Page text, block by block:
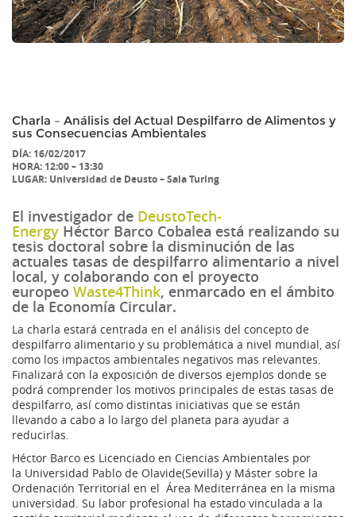
Charla – Análisis del Actual Despilfarro de Alimentos y
sus Consecuencias Ambientales
DÍA: 16/02/2017
HORA: 12:00 – 13:30
LUGAR: Universidad de Deusto – Sala Turing
El investigador de DeustoTech-
Energy Héctor Barco Cobalea está realizando su
tesis doctoral sobre la disminución de las
actuales tasas de despilfarro alimentario a nivel
local, y colaborando con el proyecto
europeo Waste4Think, enmarcado en el ámbito
de la Economía Circular.
La charla estará centrada en el análisis del concepto de
despilfarro alimentario y su problemática a nivel mundial, así
como los impactos ambientales negativos mas relevantes.
Finalizará con la exposición de diversos ejemplos donde se
podrá comprender los motivos principales de estas tasas de
despilfarro, así como distintas iniciativas que se están
llevando a cabo a lo largo del planeta para ayudar a
reducirlas.
Héctor Barco es Licenciado en Ciencias Ambientales por
la Universidad Pablo de Olavide(Sevilla) y Máster sobre la
Ordenación Territorial en el Área Mediterránea en la misma
universidad. Su labor profesional ha estado vinculada a la